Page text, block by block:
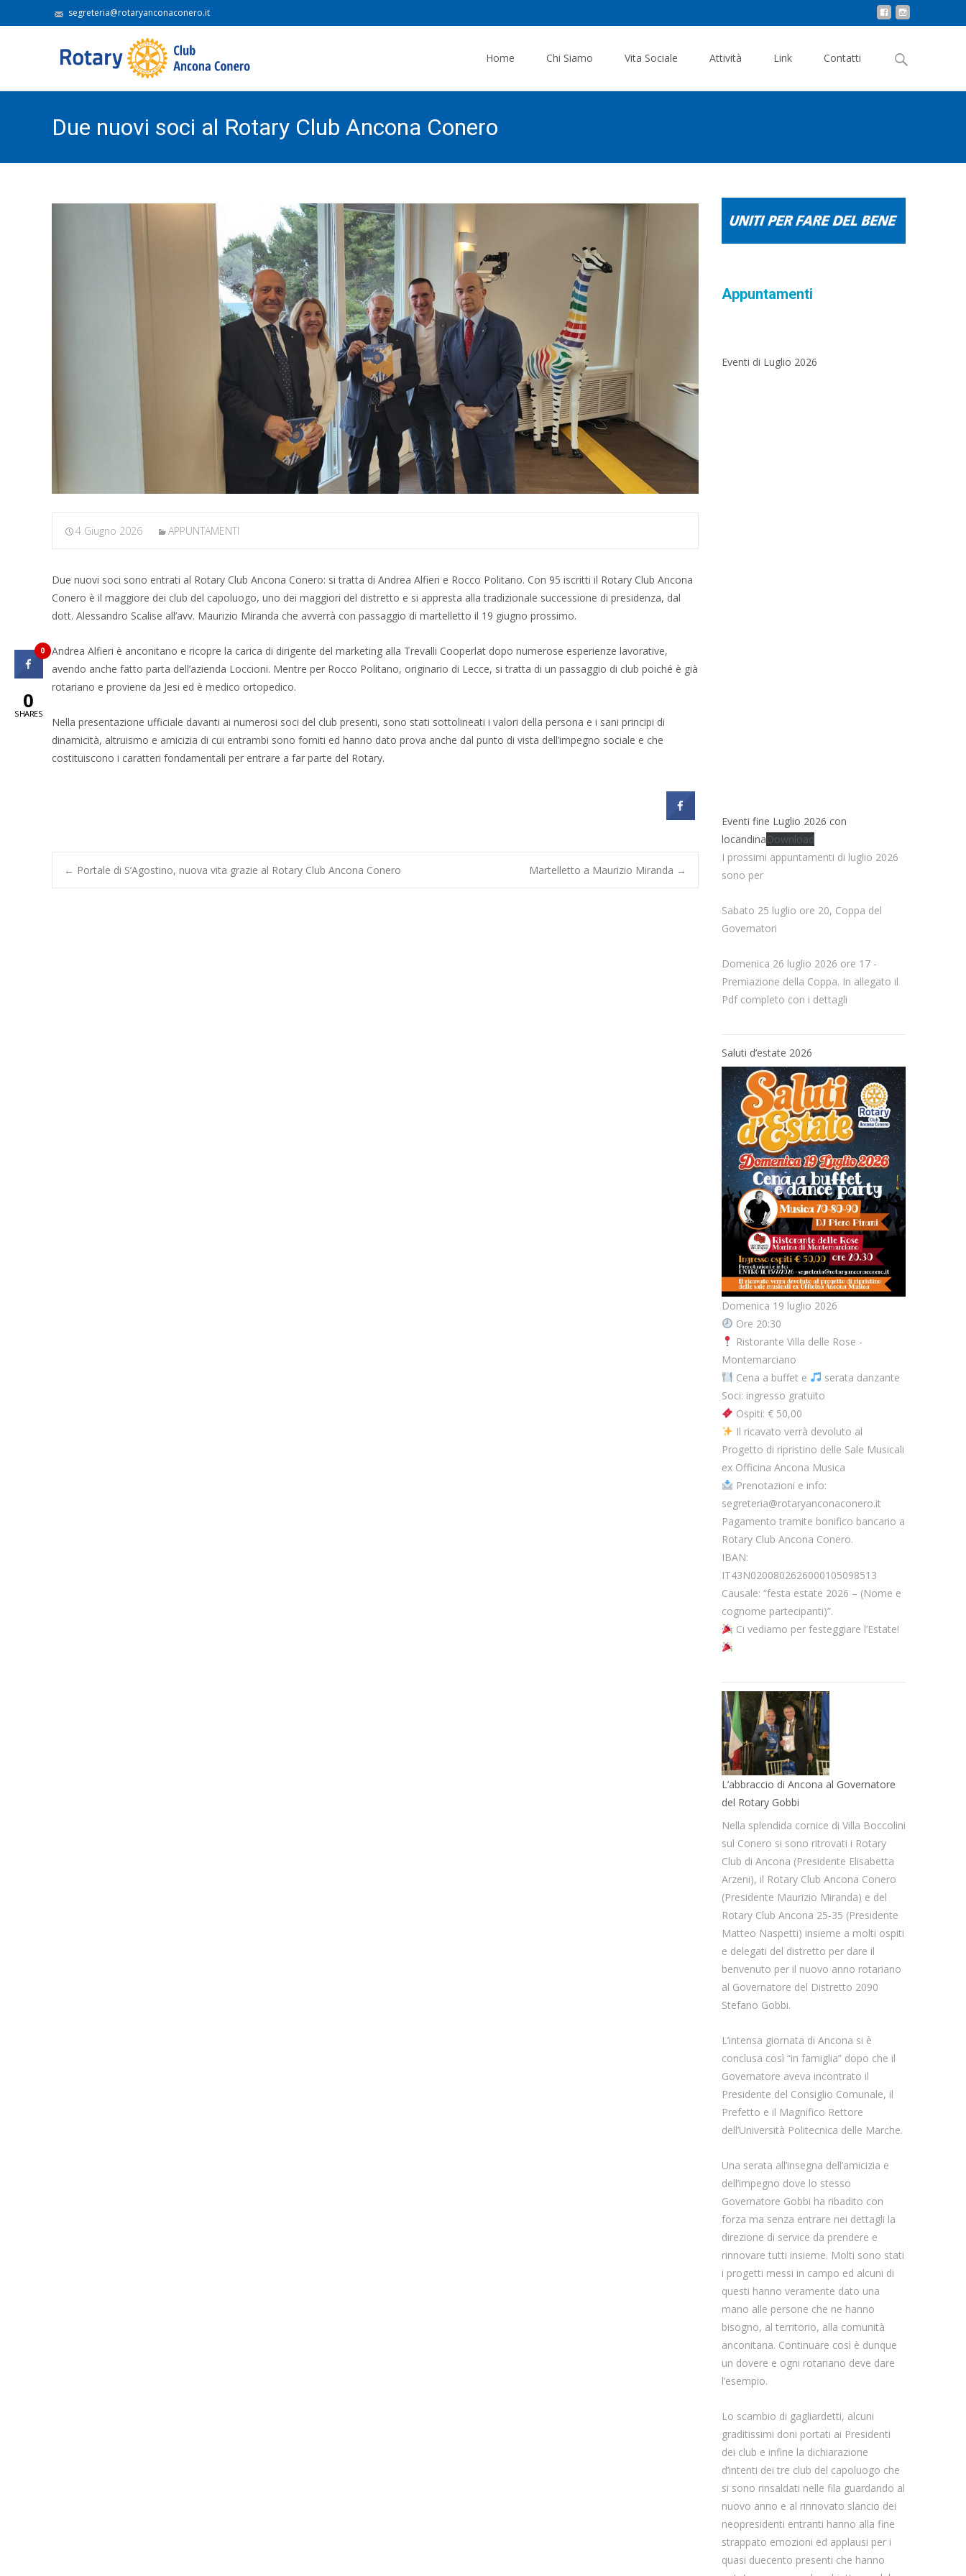
segreteria@rotaryanconaconero.it
Home Chi Siamo Vita Sociale Attività Link Contatti
Search
Due nuovi soci al Rotary Club Ancona Conero
4 Giugno 2026 APPUNTAMENTI
Due nuovi soci sono entrati al Rotary Club Ancona Conero: si tratta di Andrea Alfieri e Rocco Politano. Con 95 iscritti il Rotary Club Ancona
Conero è il maggiore dei club del capoluogo, uno dei maggiori del distretto e si appresta alla tradizionale successione di presidenza, dal
dott. Alessandro Scalise all’avv. Maurizio Miranda che avverrà con passaggio di martelletto il 19 giugno prossimo.
Andrea Alfieri è anconitano e ricopre la carica di dirigente del marketing alla Trevalli Cooperlat dopo numerose esperienze lavorative,
avendo anche fatto parta dell’azienda Loccioni. Mentre per Rocco Politano, originario di Lecce, si tratta di un passaggio di club poiché è già
rotariano e proviene da Jesi ed è medico ortopedico.
Nella presentazione ufficiale davanti ai numerosi soci del club presenti, sono stati sottolineati i valori della persona e i sani principi di
dinamicità, altruismo e amicizia di cui entrambi sono forniti ed hanno dato prova anche dal punto di vista dell’impegno sociale e che
costituiscono i caratteri fondamentali per entrare a far parte del Rotary.
Post
← Portale di S’Agostino, nuova vita grazie al Rotary Club Ancona Conero Martelletto a Maurizio Miranda →
Appuntamenti
Eventi di Luglio 2026
Eventi fine Luglio 2026 con
locandinaDownload
I prossimi appuntamenti di luglio 2026
sono per
Sabato 25 luglio ore 20, Coppa del
Governatori
Domenica 26 luglio 2026 ore 17 -
Premiazione della Coppa. In allegato il
Pdf completo con i dettagli
Saluti d’estate 2026
Domenica 19 luglio 2026
Ore 20:30
Ristorante Villa delle Rose -
Montemarciano
Cena a buffet e
serata danzante
Soci: ingresso gratuito
Ospiti: € 50,00
Il ricavato verrà devoluto al
Progetto di ripristino delle Sale Musicali
ex Officina Ancona Musica
Prenotazioni e info:
segreteria@rotaryanconaconero.it
Pagamento tramite bonifico bancario a
Rotary Club Ancona Conero.
IBAN:
IT43N0200802626000105098513
Causale: “festa estate 2026 – (Nome e
cognome partecipanti)”.
Ci vediamo per festeggiare l’Estate!
L’abbraccio di Ancona al Governatore
del Rotary Gobbi
Nella splendida cornice di Villa Boccolini
sul Conero si sono ritrovati i Rotary
Club di Ancona (Presidente Elisabetta
Arzeni), il Rotary Club Ancona Conero
(Presidente Maurizio Miranda) e del
Rotary Club Ancona 25-35 (Presidente
Matteo Naspetti) insieme a molti ospiti
e delegati del distretto per dare il
benvenuto per il nuovo anno rotariano
al Governatore del Distretto 2090
Stefano Gobbi.
L’intensa giornata di Ancona si è
conclusa così “in famiglia” dopo che il
Governatore aveva incontrato il
Presidente del Consiglio Comunale, il
Prefetto e il Magnifico Rettore
dell’Università Politecnica delle Marche.
Una serata all’insegna dell’amicizia e
dell’impegno dove lo stesso
Governatore Gobbi ha ribadito con
forza ma senza entrare nei dettagli la
direzione di service da prendere e
rinnovare tutti insieme. Molti sono stati
i progetti messi in campo ed alcuni di
questi hanno veramente dato una
mano alle persone che ne hanno
bisogno, al territorio, alla comunità
anconitana. Continuare così è dunque
un dovere e ogni rotariano deve dare
l’esempio.
Lo scambio di gagliardetti, alcuni
graditissimi doni portati ai Presidenti
dei club e infine la dichiarazione
d’intenti dei tre club del capoluogo che
si sono rinsaldati nelle fila guardando al
nuovo anno e al rinnovato slancio dei
neopresidenti entranti hanno alla fine
strappato emozioni ed applausi per i
quasi duecento presenti che hanno
0
0
SHARES